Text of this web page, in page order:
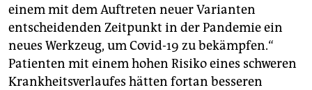
einem mit dem Auftreten neuer Varianten
entscheidenden Zeitpunkt in der Pandemie ein
neues Werkzeug, um Covid-19 zu bekämpfen.“
Patienten mit einem hohen Risiko eines schweren
Krankheitsverlaufes hätten fortan besseren